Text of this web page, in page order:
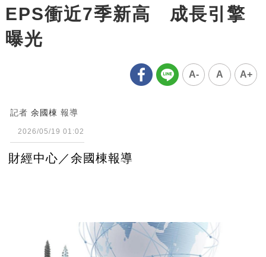
EPS衝近7季新高 成長引擎
曝光
A- A A+
記者 余國棟 報導
2026/05/19 01:02
財經中心／余國棟報導